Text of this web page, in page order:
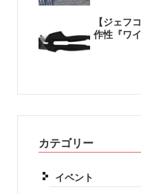
【ジェフ
作性『ワ
カテゴリー
イベント